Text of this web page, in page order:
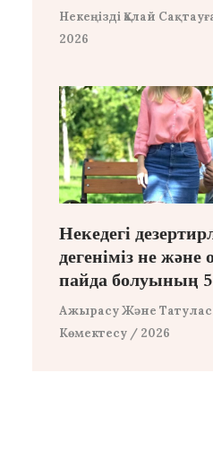
Некеңізді Қалай
2026
Некедегі
дегеніміз не және
пайда болуының 5
Ажырасу Және
Көмектесу / 2026